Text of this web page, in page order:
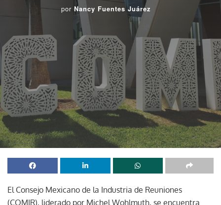
por Nancy Fuentes Juárez
El Consejo Mexicano de la Industria de Reuniones
(COMIR), liderado por Michel Wohlmuth, se encuentra